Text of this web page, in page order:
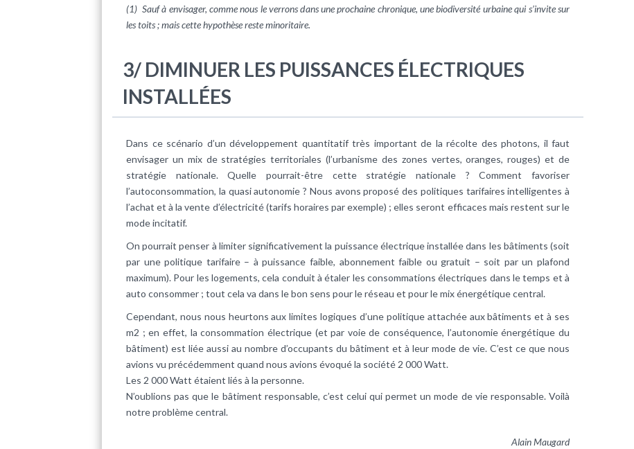
(1) Sauf à envisager, comme nous le verrons dans une prochaine chronique, une biodiversité urbaine qui s’invite sur
les toits ; mais cette hypothèse reste minoritaire.
3/ DIMINUER LES PUISSANCES ÉLECTRIQUES
INSTALLÉES
Dans ce scénario d’un développement quantitatif très important de la récolte des photons, il faut
envisager un mix de stratégies territoriales (l’urbanisme des zones vertes, oranges, rouges) et de
stratégie nationale. Quelle pourrait-être cette stratégie nationale ? Comment favoriser
l’autoconsommation, la quasi autonomie ? Nous avons proposé des politiques tarifaires intelligentes à
l’achat et à la vente d’électricité (tarifs horaires par exemple) ; elles seront efficaces mais restent sur le
mode incitatif.
On pourrait penser à limiter significativement la puissance électrique installée dans les bâtiments (soit
par une politique tarifaire – à puissance faible, abonnement faible ou gratuit – soit par un plafond
maximum). Pour les logements, cela conduit à étaler les consommations électriques dans le temps et à
auto consommer ; tout cela va dans le bon sens pour le réseau et pour le mix énergétique central.
Cependant, nous nous heurtons aux limites logiques d’une politique attachée aux bâtiments et à ses
m2 ; en effet, la consommation électrique (et par voie de conséquence, l’autonomie énergétique du
bâtiment) est liée aussi au nombre d’occupants du bâtiment et à leur mode de vie. C’est ce que nous
avions vu précédemment quand nous avions évoqué la société 2 000 Watt.
Les 2 000 Watt étaient liés à la personne.
N’oublions pas que le bâtiment responsable, c’est celui qui permet un mode de vie responsable. Voilà
notre problème central.
Alain Maugard